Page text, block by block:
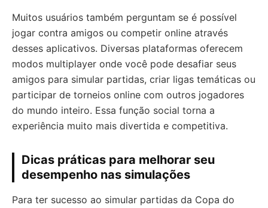
Muitos usuários também perguntam se é possível
jogar contra amigos ou competir online através
desses aplicativos. Diversas plataformas oferecem
modos multiplayer onde você pode desafiar seus
amigos para simular partidas, criar ligas temáticas ou
participar de torneios online com outros jogadores
do mundo inteiro. Essa função social torna a
experiência muito mais divertida e competitiva.
Dicas práticas para melhorar seu
desempenho nas simulações
Para ter sucesso ao simular partidas da Copa do